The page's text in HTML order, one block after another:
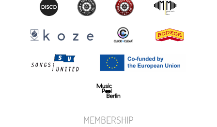
MEMBERSHIP